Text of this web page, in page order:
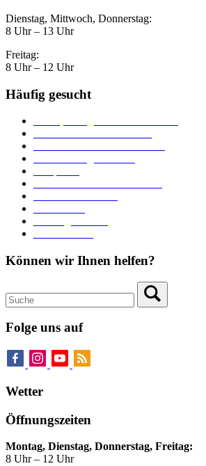
Dienstag, Mittwoch, Donnerstag:
8 Uhr – 13 Uhr
Freitag:
8 Uhr – 12 Uhr
Häufig gesucht
Können wir Ihnen helfen?
Folge uns auf
Wetter
Öffnungszeiten
Montag, Dienstag, Donnerstag, Freitag:
8 Uhr – 12 Uhr